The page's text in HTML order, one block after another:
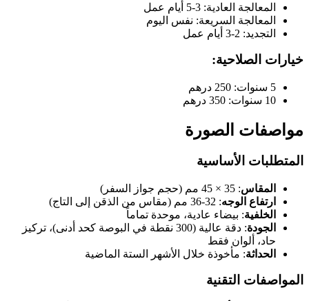
المعالجة العادية: 3-5 أيام عمل
المعالجة السريعة: نفس اليوم
التجديد: 2-3 أيام عمل
خيارات الصلاحية:
5 سنوات: 250 درهم
10 سنوات: 350 درهم
مواصفات الصورة
المتطلبات الأساسية
المقاس: 35 × 45 مم (حجم جواز السفر)
ارتفاع الوجه: 32-36 مم (مقاس من الذقن إلى التاج)
الخلفية: بيضاء عادية، موحدة تماماً
الجودة
: دقة عالية (300 نقطة في البوصة كحد أدنى)، تركيز
حاد، ألوان فقط
الحداثة: مأخوذة خلال الأشهر الستة الماضية
المواصفات التقنية